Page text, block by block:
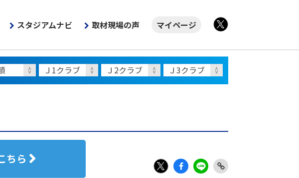
スタジアムナビ 取材現場の声
マイページ
ちら